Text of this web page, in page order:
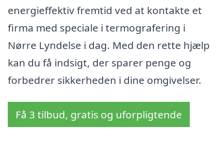
energieffektiv fremtid ved at kontakte et
firma med speciale i termografering i
Nørre Lyndelse i dag. Med den rette hjælp
kan du få indsigt, der sparer penge og
forbedrer sikkerheden i dine omgivelser.
Få 3 tilbud, gratis og uforpligtende